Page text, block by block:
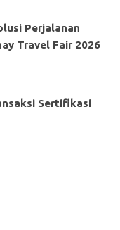
Perjalanan
Travel Fair 2026
Sertifikasi